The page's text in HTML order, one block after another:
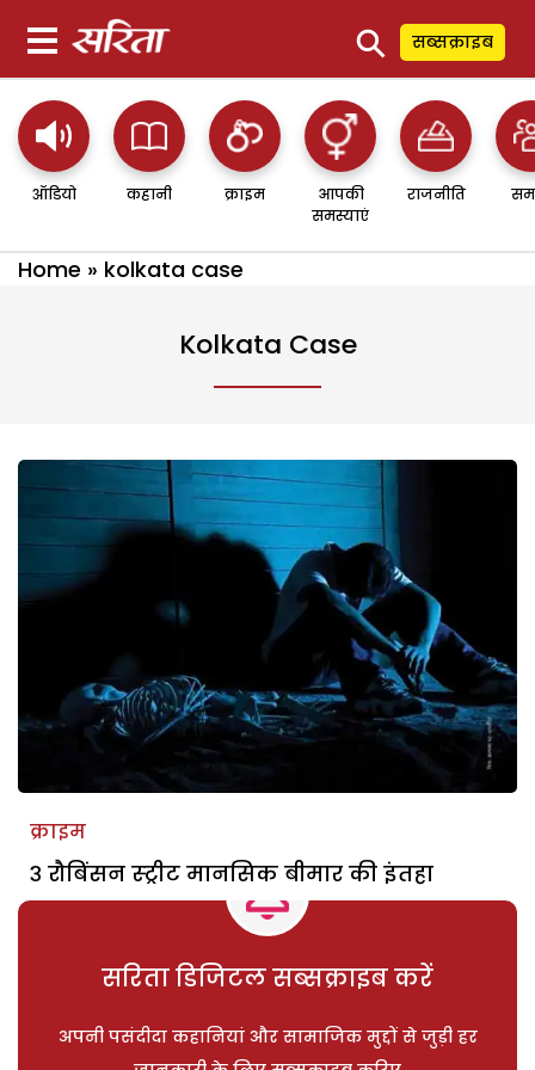
⚲ सब्सक्राइब
ऑडियो कहानी क्राइम
आपकी
समस्याएं
राजनीति
Home » kolkata case
Kolkata Case
क्राइम
३ रौबिंसन स्ट्रीट मानसिक बीमार की इंतहा
सरिता डिजिटल सब्सक्राइब करें
अपनी पसंदीदा कहानियां और सामाजिक मुद्दों से जुड़ी हर